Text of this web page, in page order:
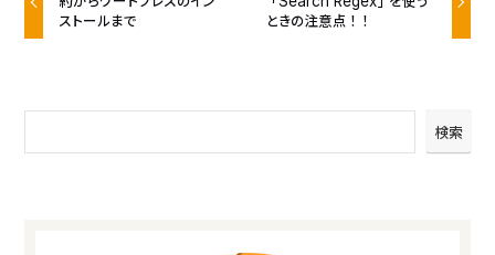
ストールまで
ときの注意点！！
検索